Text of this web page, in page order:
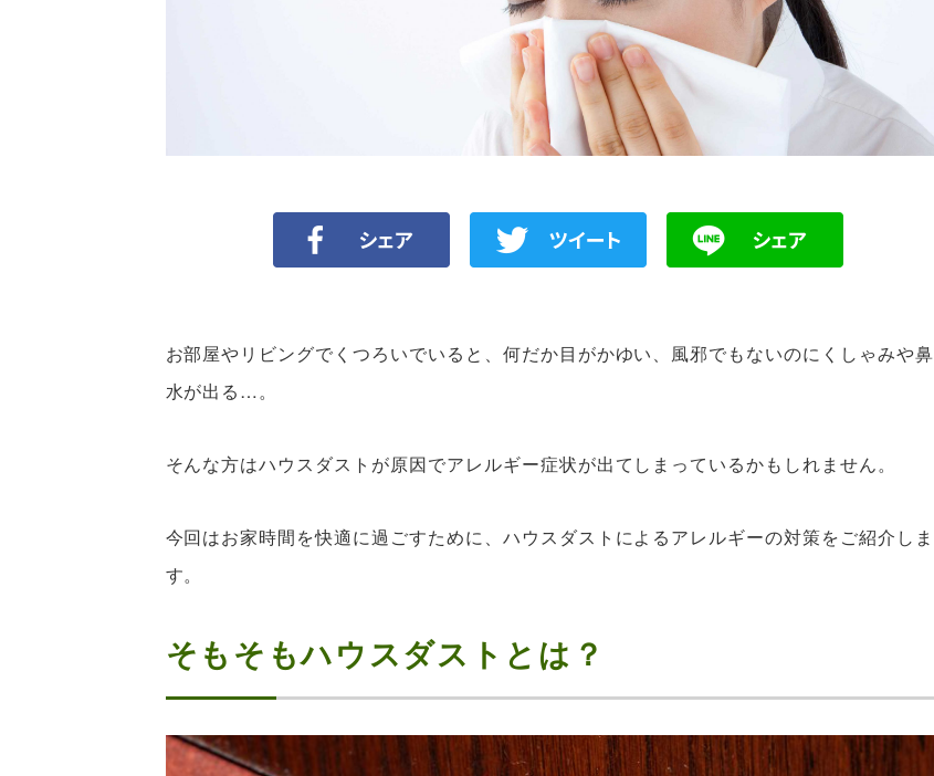
お部屋やリビングでくつろいでいると、何だか目がかゆい、風邪でもないのにくしゃみや鼻
水が出る…。
そんな方はハウスダストが原因でアレルギー症状が出てしまっているかもしれません。
今回はお家時間を快適に過ごすために、ハウスダストによるアレルギーの対策をご紹介しま
す。
そもそもハウスダストとは？